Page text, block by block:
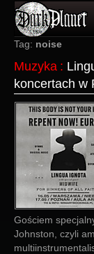
Artykuły
Galeria
Forum
Więcej
Login
Tag: noise
Muzyka :
koncertach w
Gościem
Johnston, czyli